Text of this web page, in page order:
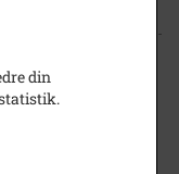
Knud Hjort,
Slagelse 4...
din